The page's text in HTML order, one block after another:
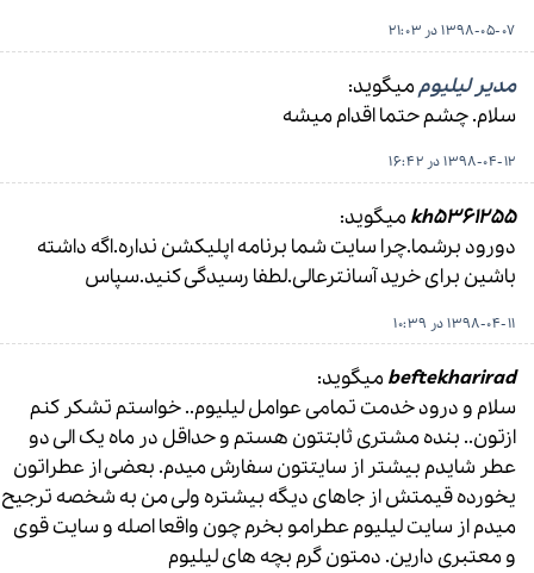
1398-05-07 در 21:03
مدیر لیلیوممیگوید:
سلام. چشم حتما اقدام میشه
1398-04-12 در 16:42
kh5361255 میگوید:
دورود برشما.چرا سایت شما برنامه اپلیکشن نداره.اگه داشته
باشین برای خرید آسانترعالی.لطفا رسیدگی کنید.سپاس
1398-04-11 در 10:39
beftekharirad میگوید:
سلام و درود خدمت تمامی عوامل لیلیوم.. خواستم تشکر کنم
ازتون.. بنده مشتری ثابتتون هستم و حداقل در ماه یک الی دو
عطر شایدم بیشتر از سایتتون سفارش میدم. بعضی از عطراتون
یخورده قیمتش از جاهای دیگه بیشتره ولی من به شخصه ترجیح
میدم از سایت لیلیوم عطرامو بخرم چون واقعا اصله و سایت قوی
و معتبری دارین. دمتون گرم بچه های لیلیوم